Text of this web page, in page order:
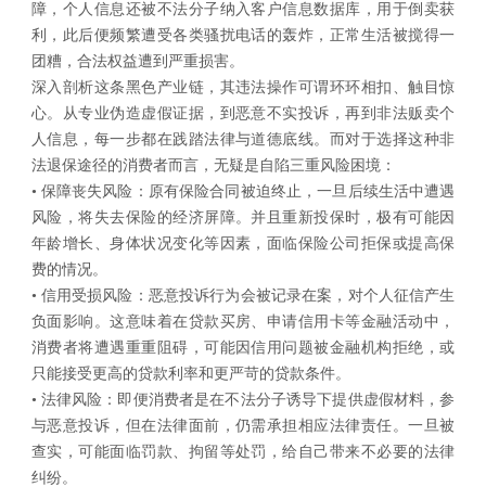
障，个人信息还被不法分子纳入客户信息数据库，用于倒卖获
利，此后便频繁遭受各类骚扰电话的轰炸，正常生活被搅得一
团糟，合法权益遭到严重损害。
深入剖析这条黑色产业链，其违法操作可谓环环相扣、触目惊
心。从专业伪造虚假证据，到恶意不实投诉，再到非法贩卖个
人信息，每一步都在践踏法律与道德底线。而对于选择这种非
法退保途径的消费者而言，无疑是自陷三重风险困境：
• 保障丧失风险：原有保险合同被迫终止，一旦后续生活中遭遇
风险，将失去保险的经济屏障。并且重新投保时，极有可能因
年龄增长、身体状况变化等因素，面临保险公司拒保或提高保
费的情况。
• 信用受损风险：恶意投诉行为会被记录在案，对个人征信产生
负面影响。这意味着在贷款买房、申请信用卡等金融活动中，
消费者将遭遇重重阻碍，可能因信用问题被金融机构拒绝，或
只能接受更高的贷款利率和更严苛的贷款条件。
• 法律风险：即便消费者是在不法分子诱导下提供虚假材料，参
与恶意投诉，但在法律面前，仍需承担相应法律责任。一旦被
查实，可能面临罚款、拘留等处罚，给自己带来不必要的法律
纠纷。